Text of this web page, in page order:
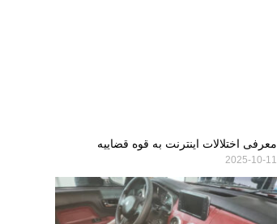
معرفی اختلالات اینترنت به قوه قضاییه
2025-10-11